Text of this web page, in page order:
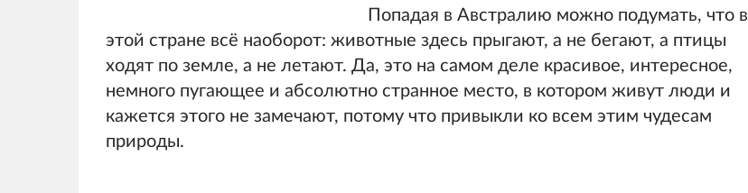
Попадая в Австралию можно подумать, что в
этой стране всё наоборот: животные здесь прыгают, а не бегают, а птицы
ходят по земле, а не летают. Да, это на самом деле красивое, интересное,
немного пугающее и абсолютно странное место, в котором живут люди и
кажется этого не замечают, потому что привыкли ко всем этим чудесам
природы.